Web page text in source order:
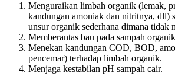
Menguraikan limbah organik (lemak,
kandungan amoniak dan nitritnya, dll)
unsur organik sederhana dimana tidak
Memberantas bau pada sampah
Menekan kandungan COD, BOD,
pencemar) terhadap limbah organik.
Menjaga kestabilan pH sampah cair.